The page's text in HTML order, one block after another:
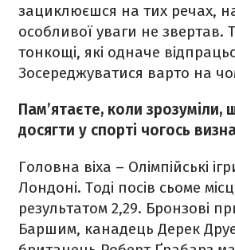
зациклюєшся на тих речах,
особливої уваги не звертав.
тонкощі, які одначе
Зосереджуватися варто на
Пам’ятаєте, коли
досягти у спорті чогось
Головна віха – Олімпійські
Лондоні. Тоді посів сьоме
результатом 2,29. Бронзові
Баршим, канадець Дерек